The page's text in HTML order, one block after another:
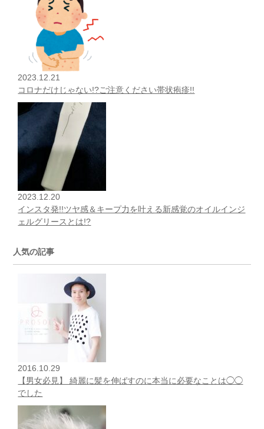
2023.12.21
コロナだけじゃない!?ご注意ください帯状疱疹!!
2023.12.20
インスタ発!!ツヤ感＆キープ力を叶える新感覚のオイルインジ
ェルグリースとは!?
人気の記事
2016.10.29
【男女必見】 綺麗に髪を伸ばすのに本当に必要なことは◯◯
でした